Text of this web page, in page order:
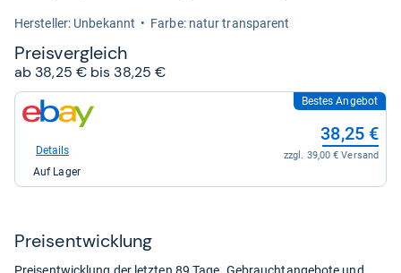
Her­stel­ler: Unbekannt Farbe: natur transparent
Preis­ver­gleich
ab 38,25 € bis 38,25 €
zum
Shop:
eBay
38,25
Bestes Angebot
38,25 €
zzgl. 39,00 € Versand
Details
Auf Lager
Preis­ent­wick­lung